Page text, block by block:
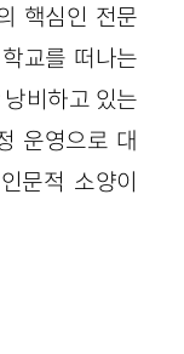
핵심인 전문
교를 떠나는
비하고 있는
운영으로 대
문적 소양이